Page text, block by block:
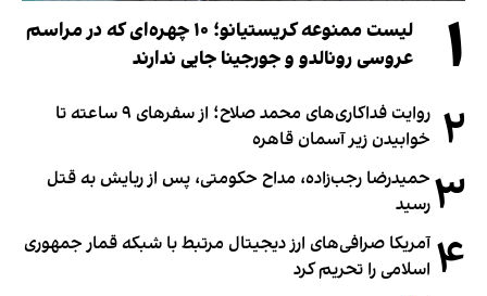
۱
لیست ممنوعه کریستیانو؛ ۱۰ چهره‌ای که در مراسم
عروسی رونالدو و جورجینا جایی ندارند
۲
روایت فداکاری‌های محمد صلاح؛ از سفرهای ۹ ساعته تا
خوابیدن زیر آسمان قاهره
۳ حمیدرضا رجب‌زاده، مداح حکومتی، پس از ربایش به قتل
رسید
۴ آمریکا صرافی‌های ارز دیجیتال مرتبط با شبکه قمار جمهوری
اسلامی را تحریم کرد